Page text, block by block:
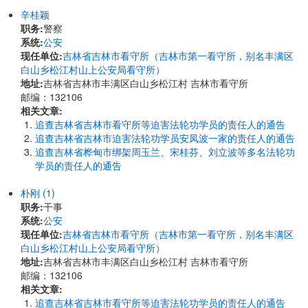
辛桂颖
职务:警察
系统:公安
现任单位:吉林省吉林市看守所（吉林市第一看守所，别名丰满区
白山乡松江村山上公安局看守所）
地址:吉林省吉林市丰满区白山乡松江村 吉林市看守所
邮编：132106
相关文章:
追查吉林省吉林市看守所等迫害法轮功学员的责任人的通告
追查吉林省吉林市迫害法轮功学员安凤波一家的责任人的通告
追查吉林省桦甸市绑架周玉兰、宋桂芬、刘立波等多名法轮功
学员的责任人的通告
朴刚 (1)
职务:干事
系统:公安
现任单位:吉林省吉林市看守所（吉林市第一看守所，别名丰满区
白山乡松江村山上公安局看守所）
地址:吉林省吉林市丰满区白山乡松江村 吉林市看守所
邮编：132106
相关文章:
追查吉林省吉林市看守所等迫害法轮功学员的责任人的通告